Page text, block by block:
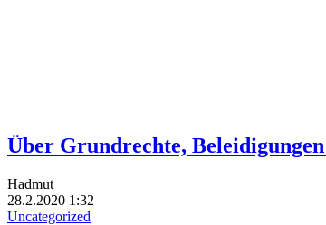
Über Grundrechte,
Hadmut
28.2.2020 1:32
Uncategorized